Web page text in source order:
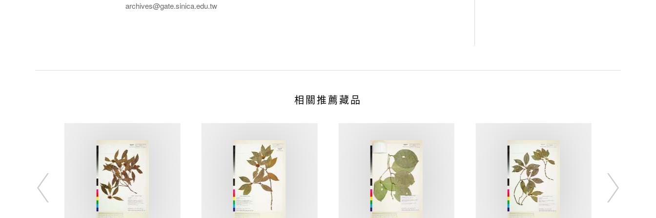
archives@gate.sinica.edu.tw
相關推薦藏品